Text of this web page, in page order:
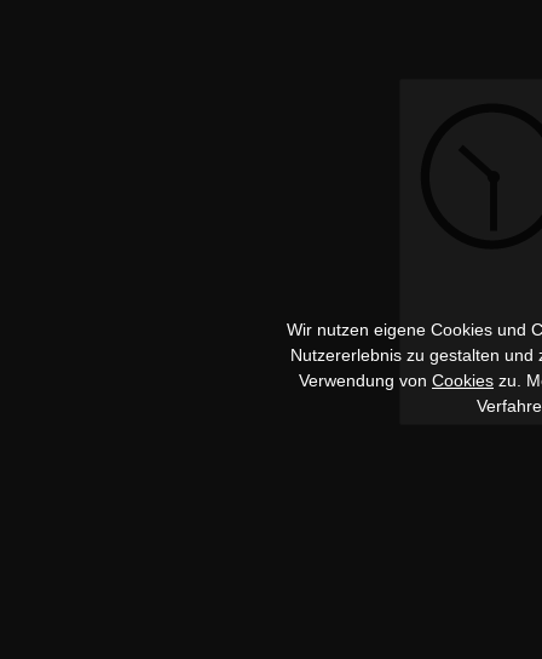
Wir nutzen eigene Cookies und
Nutzererlebnis zu gestalten
Verwendung von Cookies zu.